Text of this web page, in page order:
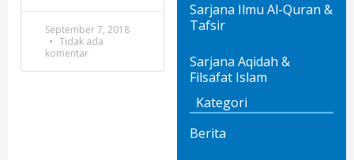
September 7, 2018
Tidak ada
komentar
Sarjana Ilmu Al-Quran &
Tafsir
Sarjana Aqidah &
Filsafat Islam
Kategori
Berita